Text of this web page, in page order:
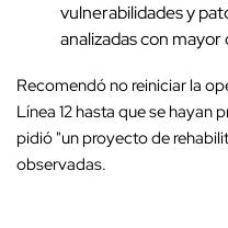
vulnerabilidades y
analizadas con
Recomendó no reiniciar la
Línea 12 hasta que se
pidió "un proyecto de
observadas.